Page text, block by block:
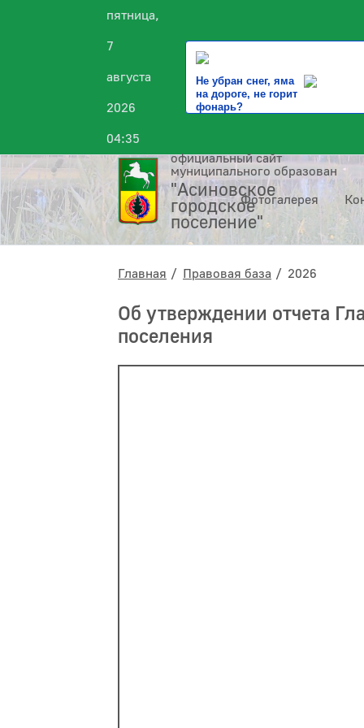
пятница,
7
августа
2026
04:35
Не убран снег, яма
на дороге, не горит
фонарь?
официальный сайт
муниципального образования
"Асиновское
городское
поселение"
Фотогалерея
Главная Правовая база 2026
Об утверждении отчета
поселения